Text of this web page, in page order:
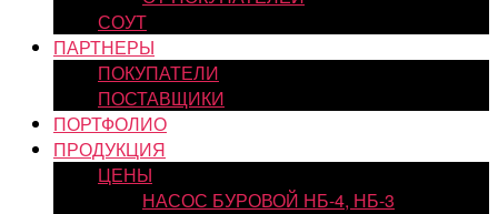
СОУТ
ПАРТНЕРЫ
ПОКУПАТЕЛИ
ПОСТАВЩИКИ
ПОРТФОЛИО
ПРОДУКЦИЯ
ЦЕНЫ
НАСОС БУРОВОЙ НБ-4, НБ-3